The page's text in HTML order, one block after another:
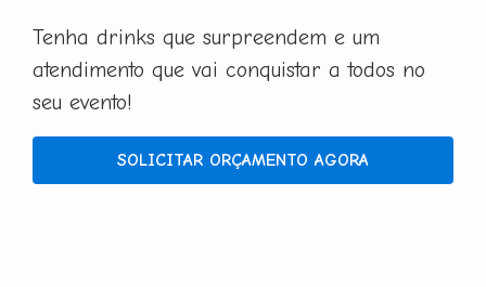
Tenha drinks que surpreendem e um
atendimento que vai conquistar a todos no
seu evento!
SOLICITAR ORÇAMENTO AGORA